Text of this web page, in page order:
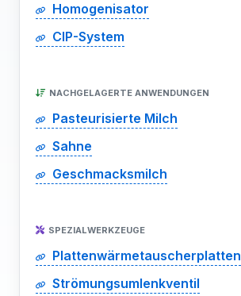
Homogenisator
CIP-System
NACHGELAGERTE ANWENDUNGEN
Pasteurisierte Milch
Sahne
Geschmacksmilch
SPEZIALWERKZEUGE
Plattenwärmetauscherplatten
Strömungsumlenkventil